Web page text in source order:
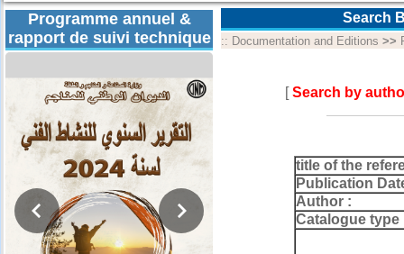
Programme annuel &
rapport de suivi technique
Search
:: Documentation and Editions >>
[Search by
title of the
Publication
Author :
Catalogue type